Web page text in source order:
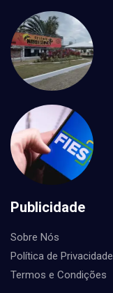
Publicidade
Sobre Nós
Política de Privacidade
Termos e Condições